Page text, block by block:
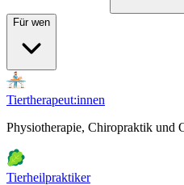
Für wen
Tiertherapeut:innen
Physiotherapie, Chiropraktik und
Tierheilpraktiker